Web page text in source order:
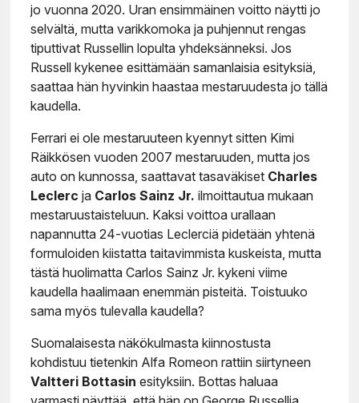
jo vuonna 2020. Uran ensimmäinen voitto näytti jo
selvältä, mutta varikkomoka ja puhjennut rengas
tiputtivat Russellin lopulta yhdeksänneksi. Jos
Russell kykenee esittämään samanlaisia esityksiä,
saattaa hän hyvinkin haastaa mestaruudesta jo tällä
kaudella.
Ferrari ei ole mestaruuteen kyennyt sitten Kimi
Räikkösen vuoden 2007 mestaruuden, mutta jos
auto on kunnossa, saattavat tasaväkiset Charles
Leclercja Carlos Sainz Jr.ilmoittautua mukaan
mestaruustaisteluun. Kaksi voittoa urallaan
napannutta 24-vuotias Leclerciä pidetään yhtenä
formuloiden kiistatta taitavimmista kuskeista, mutta
tästä huolimatta Carlos Sainz Jr. kykeni viime
kaudella haalimaan enemmän pisteitä. Toistuuko
sama myös tulevalla kaudella?
Suomalaisesta näkökulmasta kiinnostusta
kohdistuu tietenkin Alfa Romeon rattiin siirtyneen
Valtteri Bottasinesityksiin. Bottas haluaa